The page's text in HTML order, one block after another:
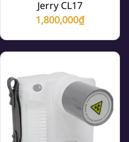
Jerry CL17
1,800,000₫